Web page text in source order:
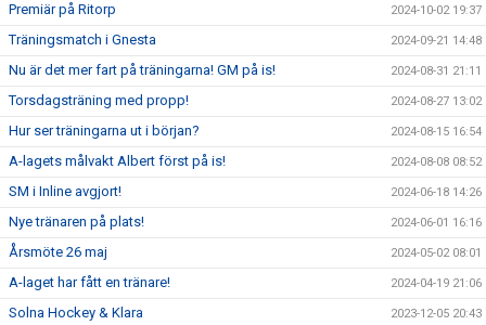
Premiär på Ritorp 2024-10-02 19:37
Träningsmatch i Gnesta 2024-09-21 14:48
Nu är det mer fart på träningarna! GM på is! 2024-08-31 21:11
Torsdagsträning med propp! 2024-08-27 13:02
Hur ser träningarna ut i början? 2024-08-15 16:54
A-lagets målvakt Albert först på is! 2024-08-08 08:52
SM i Inline avgjort! 2024-06-18 14:26
Nye tränaren på plats! 2024-06-01 16:16
Årsmöte 26 maj 2024-05-02 08:01
A-laget har fått en tränare! 2024-04-19 21:06
Solna Hockey & Klara 2023-12-05 20:43